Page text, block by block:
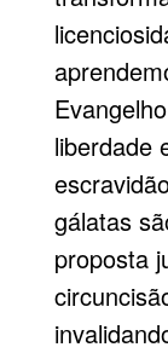
liberdade
gálatas
proposta